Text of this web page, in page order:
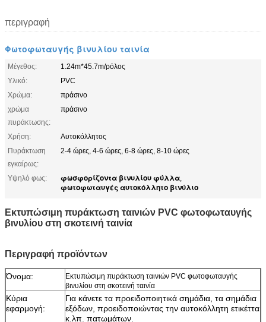
περιγραφή
Φωτοφωταυγής βινυλίου ταινία
Μέγεθος:
1.24m*45.7m/ρόλος
Υλικό:
PVC
Χρώμα:
πράσινο
χρώμα
πυράκτωσης:
πράσινο
Χρήση:
Αυτοκόλλητος
Πυράκτωση
εγκαίρως:
2-4 ώρες, 4-6 ώρες, 6-8 ώρες, 8-10 ώρες
Υψηλό φως: φωσφορίζοντα βινυλίου φύλλα,
φωτοφωταυγές αυτοκόλλητο βινύλιο
Εκτυπώσιμη πυράκτωση ταινιών PVC φωτοφωταυγής
βινυλίου στη σκοτεινή ταινία
Περιγραφή προϊόντων
Όνομα:
Εκτυπώσιμη πυράκτωση ταινιών PVC φωτοφωταυγής
βινυλίου στη σκοτεινή ταινία
Κύρια
εφαρμογή:
Για κάνετε τα προειδοποιητικά σημάδια, τα σημάδια
εξόδων, προειδοποιώντας την αυτοκόλλητη ετικέττα
κ.λπ. πατωμάτων.